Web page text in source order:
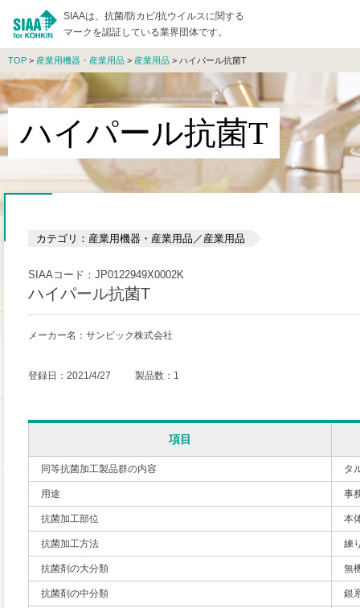
SIAAは、抗菌/防カビ/抗ウイルスに関する
マークを認証している業界団体です。
TOP > 産業用機器・産業用品 > 産業用品 > ハイパール抗菌T
ハイパール抗菌T
カテゴリ：産業用機器・産業用品／産業用品
SIAAコード：JP0122949X0002K
ハイパール抗菌T
メーカー名：サンビック株式会社
登録日：2021/4/27 製品数：1
項目
同等抗菌加工製品群の内容 タ
用途 事
抗菌加工部位 本
抗菌加工方法 練
抗菌剤の大分類 無
抗菌剤の中分類 銀